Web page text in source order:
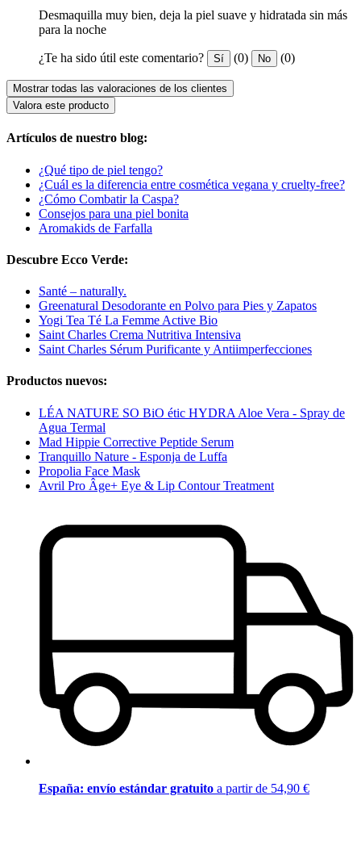
Desmaquilla muy bien, deja la piel suave y hidratada sin más
para la noche
¿Te ha sido útil este comentario? Sí (0) No (0)
Mostrar todas las valoraciones de los clientes
Valora este producto
Artículos de nuestro blog:
¿Qué tipo de piel tengo?
¿Cuál es la diferencia entre cosmética vegana y cruelty-free?
¿Cómo Combatir la Caspa?
Consejos para una piel bonita
Aromakids de Farfalla
Descubre Ecco Verde:
Santé – naturally.
Greenatural Desodorante en Polvo para Pies y Zapatos
Yogi Tea Té La Femme Active Bio
Saint Charles Crema Nutritiva Intensiva
Saint Charles Sérum Purificante y Antiimperfecciones
Productos nuevos:
LÉA NATURE SO BiO étic HYDRA Aloe Vera - Spray de
Agua Termal
Mad Hippie Corrective Peptide Serum
Tranquillo Nature - Esponja de Luffa
Propolia Face Mask
Avril Pro Âge+ Eye & Lip Contour Treatment
España: envío estándar gratuito a partir de 54,90 €